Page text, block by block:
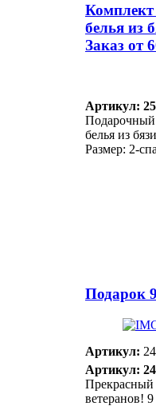
Комплект
белья из
Заказ от
Артикул:
Подарочный
белья из
Размер: 2-
Подарок
Артикул:
Артикул:
Прекрасный
ветеранов!